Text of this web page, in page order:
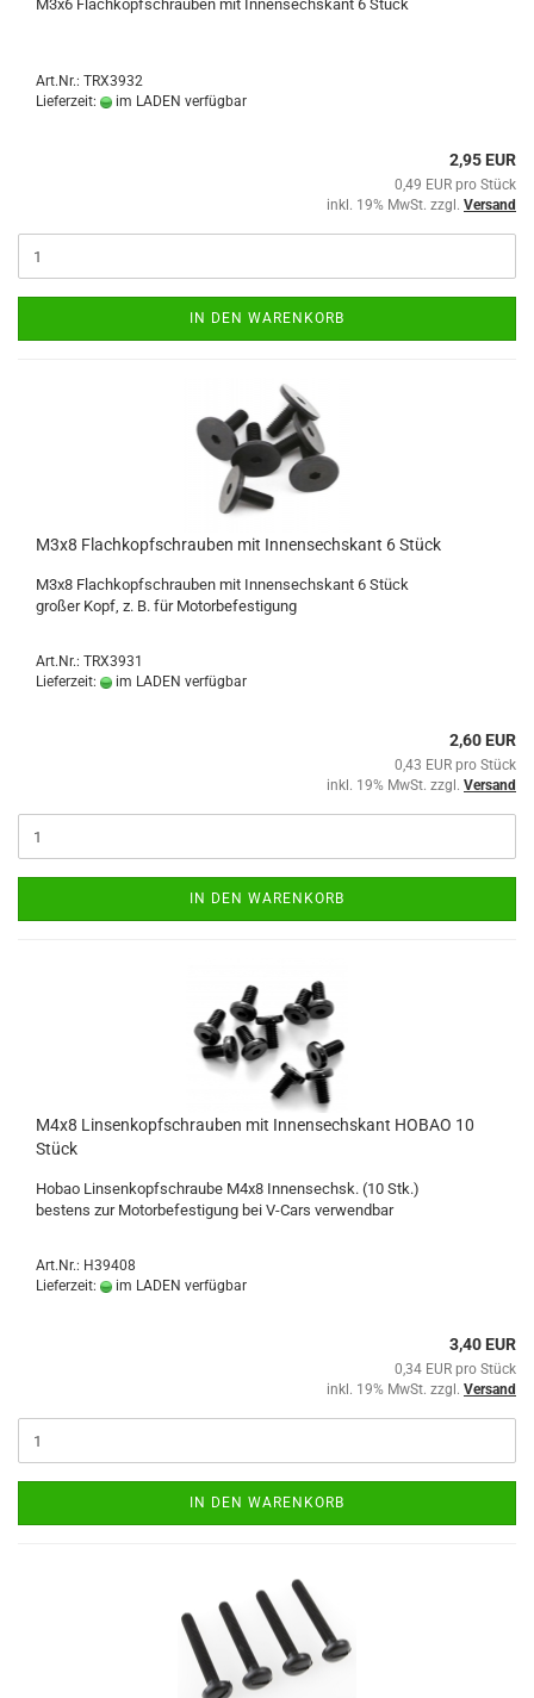
M3x6 Flachkopfschrauben mit Innensechskant 6 Stück
Art.Nr.: TRX3932
Lieferzeit:
im LADEN verfügbar
2,95 EUR
0,49 EUR pro Stück
inkl. 19% MwSt. zzgl. Versand
IN DEN WARENKORB
M3x8 Flachkopfschrauben mit Innensechskant 6 Stück
M3x8 Flachkopfschrauben mit Innensechskant 6 Stück
großer Kopf, z. B. für Motorbefestigung
Art.Nr.: TRX3931
Lieferzeit:
im LADEN verfügbar
2,60 EUR
0,43 EUR pro Stück
inkl. 19% MwSt. zzgl. Versand
IN DEN WARENKORB
M4x8 Linsenkopfschrauben mit Innensechskant HOBAO 10
Stück
Hobao Linsenkopfschraube M4x8 Innensechsk. (10 Stk.)
bestens zur Motorbefestigung bei V-Cars verwendbar
Art.Nr.: H39408
Lieferzeit:
im LADEN verfügbar
3,40 EUR
0,34 EUR pro Stück
inkl. 19% MwSt. zzgl. Versand
IN DEN WARENKORB